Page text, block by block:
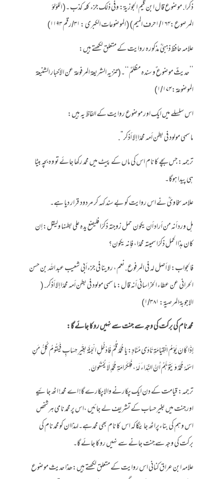
ذكرا. موضوع قال ابن قيم الجوزية: وفي ذلك جزء كله كذب ۔( اللؤلؤ
المرصوع:۱/۱۶۴حرف المیم) ( الموضوعات الکبری : ۳۱/رقم ۱۱۹۳)
علامہ حافظ ذہبیؒ مذکورہ روایت کے متعلق لکھتے ہیں:
’’حدیثٌ موضوع ٌو سندہ مظلمٌ‘‘۔(تنزيه الشريعة المرفوعة عن الأخبار الشنيعة
الموضوعة:۱/۱۷۴)
اس سلسلے میں ایک اور موضوع روایت کے الفاظ یہ ہیں:
ما سمي مولود في بطن أمه محمدًا إلا أذكر”.
ترجمہ: جس بچے کا نام اس کی ماں کے پیٹ میں محمد رکھا جائے تو وہ بچہ بیٹا
ہی پیدا ہوگا۔
علامہ سخاویؒ نے اس روایت کو بے سند کہہ کر مردود قرار دیا ہے۔
هل ورد أنه من أراد أن يكون حمل زوجته ذكرًا فليضع يده على بطنها وليقل: إن
كان هذا الحمل ذكرًا سميته محمدًا، فإنه يكون؟
فالجواب: لا أصل له في المرفوع. نعم، روينا في جزء أبي شعيب عبد الله بن حسن
الحراني عن عطاء الخراساني أنه قال: ما سمي مولود في بطن أمه محمدًا إلا أذكر. (
الاجوبۃ المرصیۃ: ۱/۳۸۱)
محمد نام کی برکت کی وجہ سے جنت سے نہیں روکا جائے گا:
إِذَا كَانَ يَوْمُ الْقِيَامَةِ نَادَى مُنَادٍ: يَا مُحَمَّدُ قُمْ فَادْخُلِ الْجَنَّةَ بِغَيْرِ حِسَابٍ فَيَقُومُ كُلُّ مَنِ
اسْمُهُ مُحَمَّدٌ وَيَتَوَهَّمُ أَنَّ النِّدَاءَ لَهُ، فَلِكَرَامَةِ مُحَمَّدٍ لَا يُمْنَعُونَ.
ترجمہ: قیامت کے دن ایک پکارنے والاپکارے گا! اے محمد! اٹھ جائیے
اورجنت میں بغیرحساب کے تشریف لے جائیں ،اس پرمحمد نامی ہرشخص
اس وہم کی بناءپراٹھ جایئگاکہ اس کا نام بھی محمدہے۔لہذاان کومحمد نام کی
برکت کی وجہ سےجنت جانے سے نہیں روکا جائے گا۔
علامہ ابن عراق کنانی اس روایت کے متعلق لکھتے ہیں:ھذا حدیث موضوع